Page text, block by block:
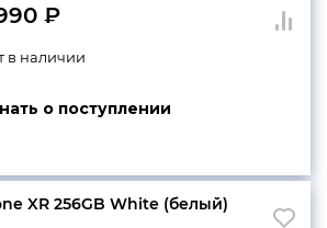
₽
в наличии
о поступлении
XR 256GB White (белый)